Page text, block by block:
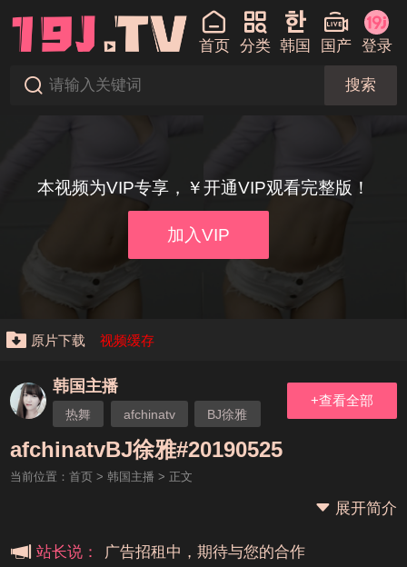
首页 分类 韩国 国产 登录
搜索
本视频为VIP专享，￥开通VIP观看完整版！
加入VIP
原片下载 视频缓存
韩国主播
热舞 afchinatv BJ徐雅
+查看全部
afchinatvBJ徐雅#20190525
当前位置： 首页> 韩国主播 > 正文
展开简介
站长说：
本站大事件(19j网站发展历程)
广告招租中，期待与您的合作